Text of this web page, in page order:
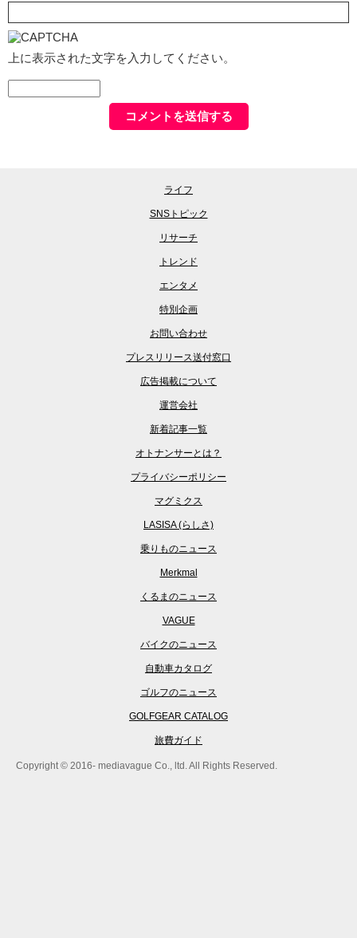
上に表示された文字を入力してください。
ライフ
SNSトピック
リサーチ
トレンド
エンタメ
特別企画
お問い合わせ
プレスリリース送付窓口
広告掲載について
運営会社
新着記事一覧
オトナンサーとは？
プライバシーポリシー
マグミクス
LASISA (らしさ)
乗りものニュース
Merkmal
くるまのニュース
VAGUE
バイクのニュース
自動車カタログ
ゴルフのニュース
GOLFGEAR CATALOG
旅費ガイド
Copyright © 2016- mediavague Co., ltd. All Rights Reserved.